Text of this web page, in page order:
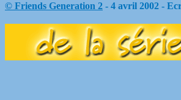
© Friends Generation 2 - 4 avril 2002 -